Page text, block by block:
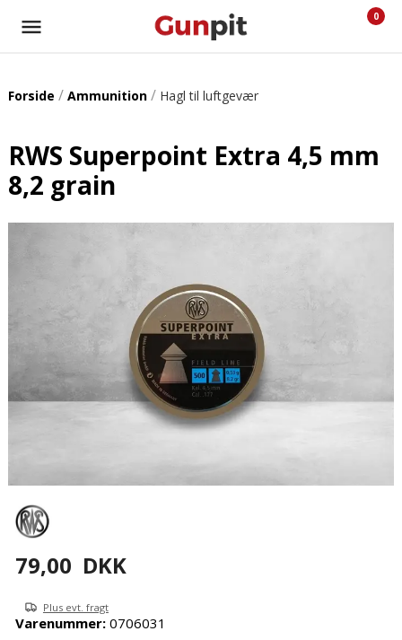
0
Forside / Ammunition/ Hagl til luftgevær
RWS Superpoint Extra 4,5 mm
8,2 grain
79,00 DKK
Plus evt. fragt
Varenummer: 0706031